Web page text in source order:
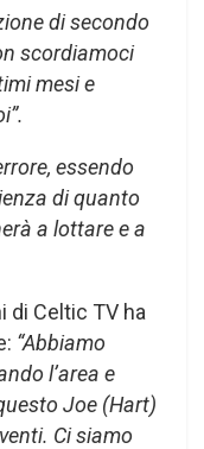
di secondo
scordiamoci
mesi e
essendo
di quanto
a lottare e a
di Celtic TV ha
“Abbiamo
l’area e
Joe (Hart)
Ci siamo